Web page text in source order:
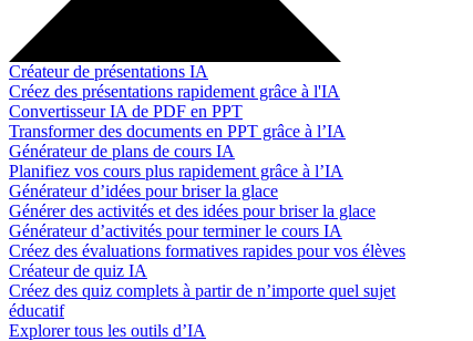
Créateur de présentations IA
Créez des présentations rapidement grâce à l'IA
Convertisseur IA de PDF en PPT
Transformer des documents en PPT grâce à l’IA
Générateur de plans de cours IA
Planifiez vos cours plus rapidement grâce à l’IA
Générateur d’idées pour briser la glace
Générer des activités et des idées pour briser la glace
Générateur d’activités pour terminer le cours IA
Créez des évaluations formatives rapides pour vos élèves
Créateur de quiz IA
Créez des quiz complets à partir de n’importe quel sujet
éducatif
Explorer tous les outils d’IA